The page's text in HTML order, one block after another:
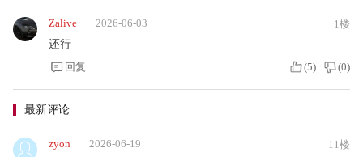
Zalive 2026-06-03
1楼
还行
回复
(5) (0)
最新评论
zyon 2026-06-19
11楼